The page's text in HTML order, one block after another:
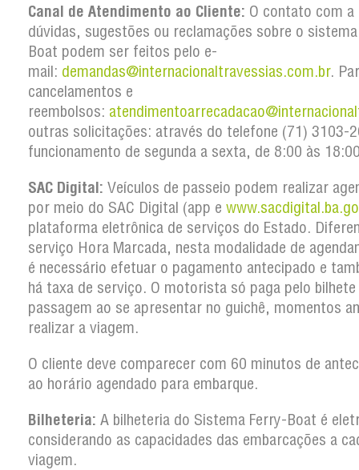
Canal de Atendimento ao Cliente: O contato com a
dúvidas, sugestões ou reclamações sobre o
Boat podem ser feitos pelo e-
mail: demandas@internacionaltravessias.com.br.
cancelamentos e
reembolsos:
outras solicitações: através do telefone (71) 3103-
funcionamento de segunda a sexta, de 8:00 às
SAC Digital: Veículos de passeio podem realizar
por meio do SAC Digital (app e
plataforma eletrônica de serviços do Estado.
serviço Hora Marcada, nesta modalidade de
é necessário efetuar o pagamento antecipado e
há taxa de serviço. O motorista só paga pelo bilhete
passagem ao se apresentar no guichê, momentos
realizar a viagem.
O cliente deve comparecer com 60 minutos de
ao horário agendado para embarque.
Bilheteria: A bilheteria do Sistema Ferry-Boat é
considerando as capacidades das embarcações a
viagem.